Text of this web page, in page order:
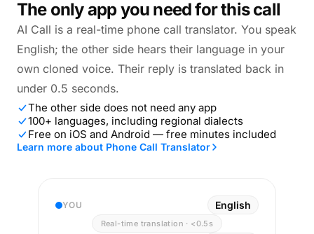
The only app you need for this call
AI Call is a real-time phone call translator. You speak
English; the other side hears their language in your
own cloned voice. Their reply is translated back in
under 0.5 seconds.
The other side does not need any app
100+ languages, including regional dialects
Free on iOS and Android — free minutes included
Learn more about Phone Call Translator
YOU English
Real-time translation · <0.5s